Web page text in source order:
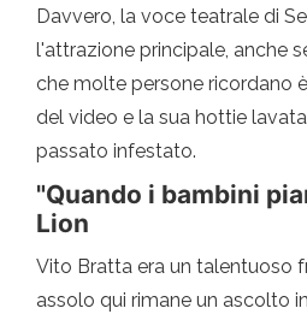
Davvero, la voce teatrale di
l'attrazione principale, anche
che molte persone ricordano
del video e la sua hottie
passato infestato.
"Quando i bambini
Lion
Vito Bratta era un talentuoso
assolo qui rimane un ascolto